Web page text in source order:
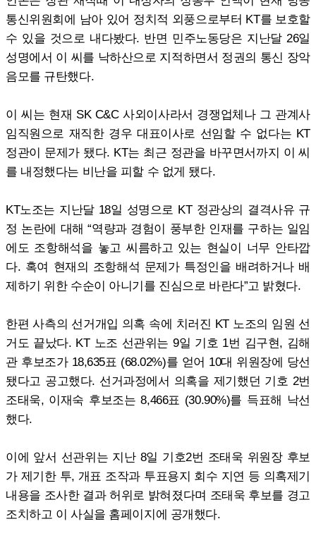
통신위원회에 남아 있어 정치적 외풍으로부터 KT를 보호할
수 있을 것으로 내다봤다. 반면 민주노동당은 지난달 26일
성명에서 이 씨를 낙하산으로 지적하면서 정권의 통신 장악
음모를 규탄했다.
이 씨는 현재 SK C&C 사외이사라서 경쟁업체나 그 관계사
임직원으로 재직한 경우 대표이사로 선임할 수 없다는 KT
정관이 문제가 됐다. KT는 최근 정관을 바꾸면서까지 이 씨
를 내정했다는 비난을 피할 수 없게 됐다.
KT노조는 지난달 18일 성명으로 KT 정관상의 결격사유 규
정 논란에 대해 “역량과 경험이 풍부한 인재를 구하는 일임
에도 조항해석을 놓고 씨름하고 있는 현실이 너무 안타깝
다. 혹여 현재의 조항해석 문제가 특정인을 배려하거나 배
제하기 위한 수순이 아니기를 진심으로 바란다”고 밝혔다.
한편 사측의 선거개입 의혹 속에 치러진 KT 노조의 임원 선
거도 끝났다. KT 노조 선관위는 9일 기호 1번 김구현, 김해
관 후보조가 18,635표 (68.02%)를 얻어 10대 위원장에 당선
됐다고 공고했다. 선거과정에서 의혹을 제기했던 기호 2번
조태욱, 이재숙 후보조는 8,466표 (30.90%)를 득표해 낙선
했다.
이에 앞서 선관위는 지난 8일 기호2번 조태욱 위원장 후보
가 제기한 투, 개표 조작과 투표용지 회수 지연 등 의혹제기
내용을 조사한 결과 허위로 밝혀졌다며 조태욱 후보를 경고
조치하고 이 사실을 홈페이지에 공개했다.